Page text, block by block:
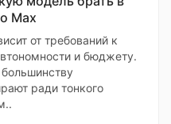
Max
от требований к
и бюджету.
ради тонкого